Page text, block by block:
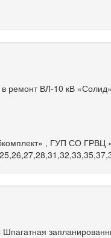
в ремонт ВЛ-10 кВ
, ГУП СО ГРВЦ